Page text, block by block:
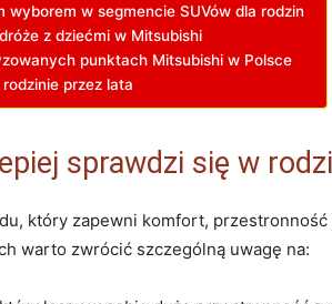
wyborem w segmencie SUVów dla rodzin
z dziećmi w Mitsubishi
punktach Mitsubishi w Polsce
przez lata
sprawdzi się w
który zapewni komfort,
warto zwrócić szczególną uwagę na: